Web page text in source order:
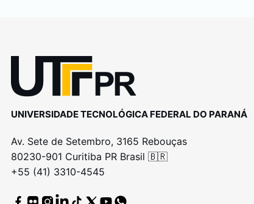
UNIVERSIDADE TECNOLÓGICA FEDERAL DO PARANÁ
Av. Sete de Setembro, 3165 Rebouças
80230-901 Curitiba PR Brasil 🇧🇷
+55 (41) 3310-4545